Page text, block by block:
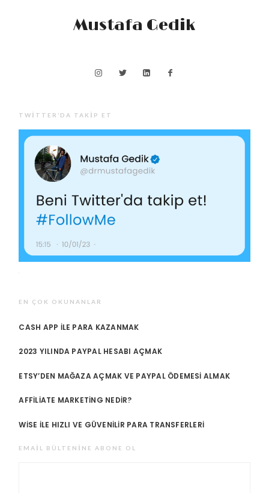
Mustafa Gedik
TWITTER’DA TAKIP ET
EN ÇOK OKUNANLAR
CASH APP ILE PARA KAZANMAK
2023 YILINDA PAYPAL HESABI AÇMAK
ETSY’DEN MAĞAZA AÇMAK VE PAYPAL ÖDEMESI ALMAK
AFFILIATE MARKETING NEDIR?
WISE ILE HIZLI VE GÜVENILIR PARA TRANSFERLERI
EMAIL BÜLTENINE ABONE OL